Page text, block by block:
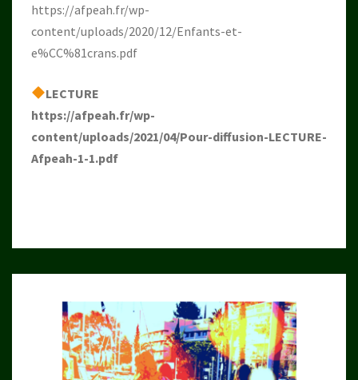
https://afpeah.fr/wp-
content/uploads/2020/12/Enfants-et-
e%CC%81crans.pdf
LECTURE
https://afpeah.fr/wp-
content/uploads/2021/04/Pour-diffusion-LECTURE-
Afpeah-1-1.pdf